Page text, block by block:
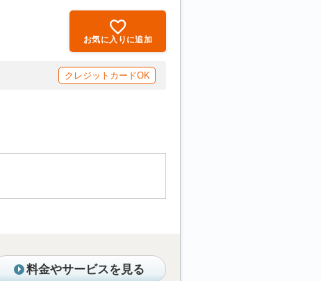
お気に入りに追加
クレジットカードOK
料金やサービスを見る